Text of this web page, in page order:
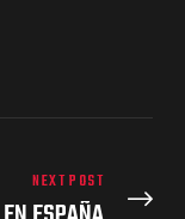
NEXT POST